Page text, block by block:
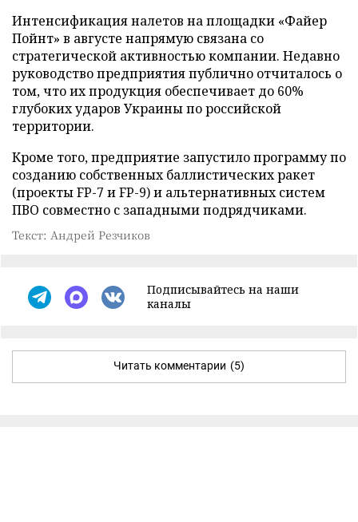
Интенсификация налетов на площадки «Файер
Пойнт» в августе напрямую связана со
стратегической активностью компании. Недавно
руководство предприятия публично отчиталось о
том, что их продукция обеспечивает до 60%
глубоких ударов Украины по российской
территории.
Кроме того, предприятие запустило программу по
созданию собственных баллистических ракет
(проекты FP-7 и FP-9) и альтернативных систем
ПВО совместно с западными подрядчиками.
Текст: Андрей Резчиков
Подписывайтесь на наши
каналы
Читать комментарии (5)